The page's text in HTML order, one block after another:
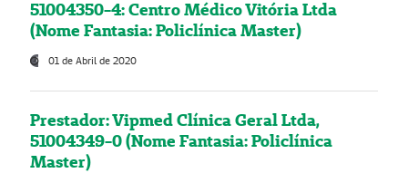
51004350-4: Centro Médico Vitória Ltda
(Nome Fantasia: Policlínica Master)
01 de Abril de 2020
Prestador: Vipmed Clínica Geral Ltda,
51004349-0 (Nome Fantasia: Policlínica
Master)